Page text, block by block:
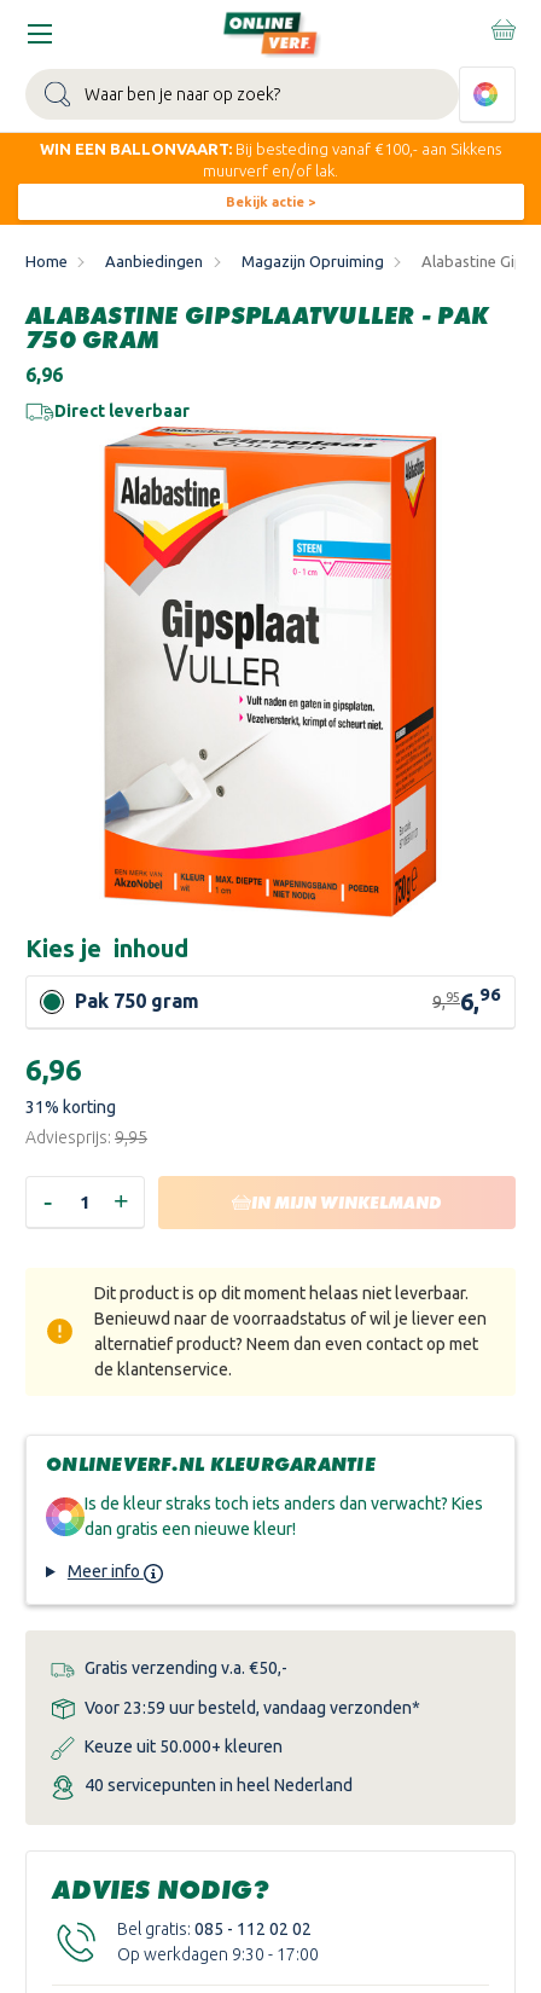
Zoeken
WIN EEN BALLONVAART: Bij besteding vanaf €100,- aan Sikkens
muurverf en/of lak.
Bekijk actie >
Home Aanbiedingen Magazijn Opruiming Alabastine
ALABASTINE GIPSPLAATVULLER - PAK
750 GRAM
€6,96
Direct leverbaar
Kies je inhoud
Pak 750 gram 9,956,96
voorraad:
€6,96
31% korting
Adviesprijs: €9,95
HOEVEELHEID
VAN
750
GRAM
- HOEVEELHEID
VAN
-
PAK
750
GRAM
+ IN MIJN WINKELMAND
Dit product is op dit moment helaas niet leverbaar.
Benieuwd naar de voorraadstatus of wil je liever een
alternatief product? Neem dan even contact op met
de klantenservice.
ONLINEVERF.NL KLEURGARANTIE
Is de kleur straks toch iets anders dan verwacht? Kies
dan gratis een nieuwe kleur!
Meer info
Gratis verzending v.a. €50,-
Voor 23:59 uur besteld, vandaag verzonden*
Keuze uit 50.000+ kleuren
40 servicepunten in heel Nederland
ADVIES NODIG?
Bel gratis: 085 - 112 02 02
Op werkdagen 9:30 - 17:00